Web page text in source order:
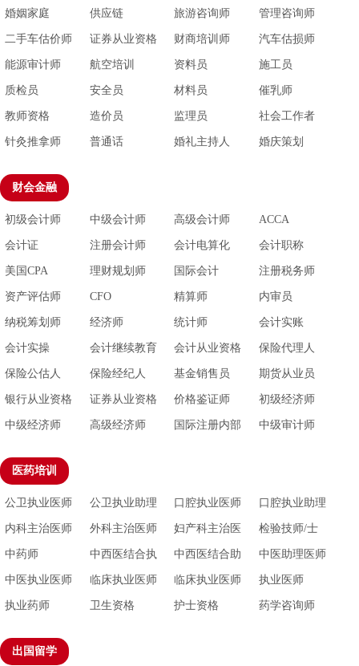
婚姻家庭 供应链 旅游咨询师 管理咨询师
二手车估价师 证券从业资格 财商培训师 汽车估损师
能源审计师 航空培训 资料员 施工员
质检员 安全员 材料员 催乳师
教师资格 造价员 监理员 社会工作者
针灸推拿师 普通话 婚礼主持人 婚庆策划
财会金融
初级会计师 中级会计师 高级会计师 ACCA
会计证 注册会计师 会计电算化 会计职称
美国CPA 理财规划师 国际会计 注册税务师
资产评估师 CFO 精算师 内审员
纳税筹划师 经济师 统计师 会计实账
会计实操 会计继续教育
会计从业资格
证
保险代理人
保险公估人 保险经纪人 基金销售员 期货从业员
银行从业资格 证券从业资格 价格鉴证师 初级经济师
中级经济师 高级经济师
国际注册内部
中级审计师
医药培训
公卫执业医师
公卫执业助理
医师
口腔执业医师
口腔执业助理
医师
内科主治医师 外科主治医师
妇产科主治医
师
检验技师/士
中药师
中西医结合执
业医师
中西医结合助
理执业医师
中医助理医师
中医执业医师
临床执业医师
助理
临床执业医师 执业医师
执业药师 卫生资格 护士资格 药学咨询师
出国留学